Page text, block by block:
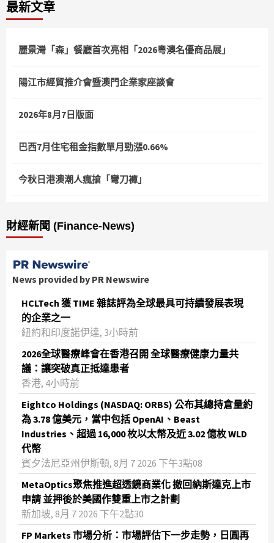
最新文章
麗景灣「森」餐廳首次亮相「2026粵澳名優商品展」
陽江市經貿推介會暨澳門企業家座談會
2026年8月7日版面
巴西7月住宅租金指數單月勁漲0.66%
今秋日港澳潮人瘋搶「彎刀褲」
財經新聞 (Finance-News)
News provided by PR Newswire
HCLTech 獲 TIME 雜誌評為全球最具可持續發展表現
的企業之一
紐約和印度諾伊達, 3小時前
2026全球醫療峰會在香港召開 全球醫療健康力量共
議：讓突破真正抵達患者
香港, 4小時前
Eightco Holdings (NASDAQ: ORBS) 公布其總持倉量約
為 3.78 億美元，當中包括 OpenAI、Beast
Industries、超過 16,000 枚以太幣及近 3.02 億枚 WLD
代幣
賓夕法尼亞州伊斯頓, 8月 7 2026 下午3點08
MetaOptics聚焦推進超透鏡商業化 撤回納斯達克上市
申請 並押後於美國作雙重上市之計劃
新加坡, 8月 7 2026 下午2點30
FP Markets 市場分析：市場評估下一步走勢，日圓再